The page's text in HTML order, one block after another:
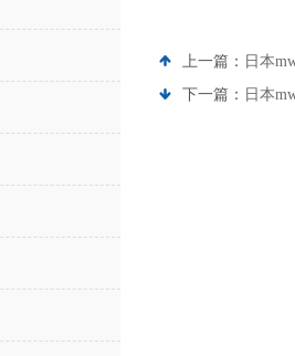
上一篇： 日本
下一篇： 日本